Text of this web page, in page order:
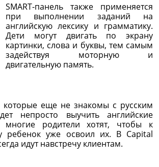
SMART-панель также применяется
при выполнении заданий на
английскую лексику и грамматику.
Дети могут двигать по экрану
картинки, слова и буквы, тем самым
задействуя моторную и
двигательную память.
еще не знакомы с русским
непросто выучить английские
многие родители хотят, чтобы к
ребенок уже освоил их. В Capital
идут навстречу клиентам.